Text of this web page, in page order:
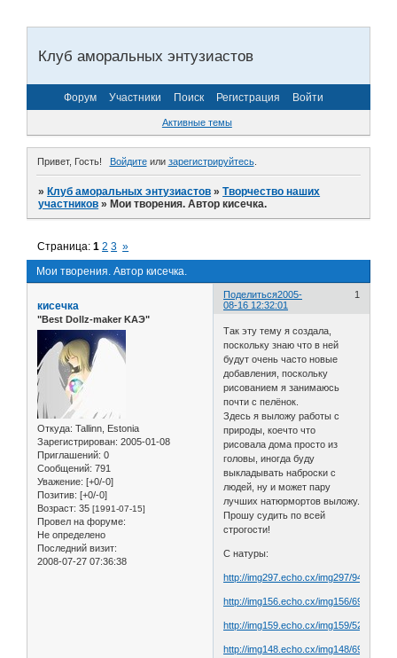
Клуб аморальных энтузиастов
Форум Участники Поиск Регистрация Войти
Активные темы
Привет, Гость! Войдитеили зарегистрируйтесь.
»Клуб аморальных энтузиастов »Творчество наших
участников »Мои творения. Автор кисечка.
Мои творения. Автор кисечка.
Страница:1 2 3 »
Поделиться 1
2005-
08-16 12:32:01
кисечка
"Best Dollz-maker KAЭ"
Откуда: Tallinn, Estonia
Зарегистрирован: 2005-01-08
Приглашений: 0
Сообщений: 791
Уважение: [+0/-0]
Позитив: [+0/-0]
Возраст: 35 [1991-07-15]
Провел на форуме:
Не определено
Последний визит:
2008-07-27 07:36:38
Так эту тему я создала,
поскольку знаю что в ней
будут очень часто новые
добавления, поскольку
рисованием я занимаюсь
почти с пелёнок.
Здесь я выложу работы с
природы, коечто что
рисовала дома просто из
головы, иногда буду
выкладывать наброски с
людей, ну и может пару
лучших натюрмортов выложу.
Прошу судить по всей
строгости!
С натуры:
http://img297.echo.cx/img297/949/
http://img156.echo.cx/img156/6913/
http://img159.echo.cx/img159/5241/
http://img148.echo.cx/img148/6924/